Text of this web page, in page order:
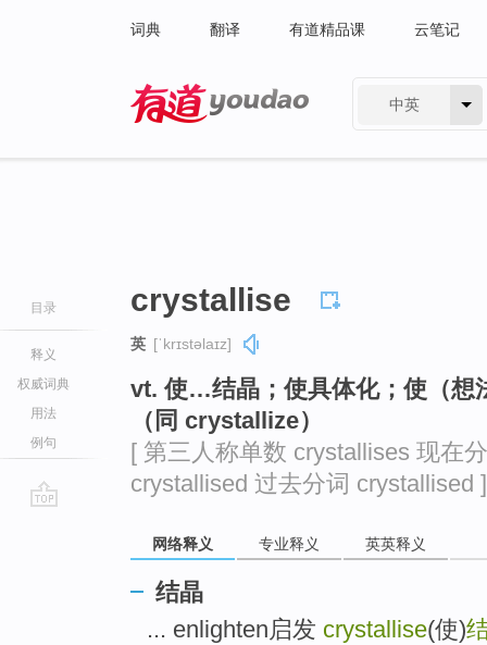
词典 翻译 有道精品课 云笔记
中英
目录
释义
权威词典
用法
例句
crystallise
英 [ˈkrɪstəlaɪz]
vt. 使…结晶；使具体化；使（想
（同 crystallize）
[ 第三人称单数 crystallises 现在
crystallised 过去分词 crystallised ]
网络释义 专业释义 英英释义
结晶
... enlighten启发 crystallise(使)